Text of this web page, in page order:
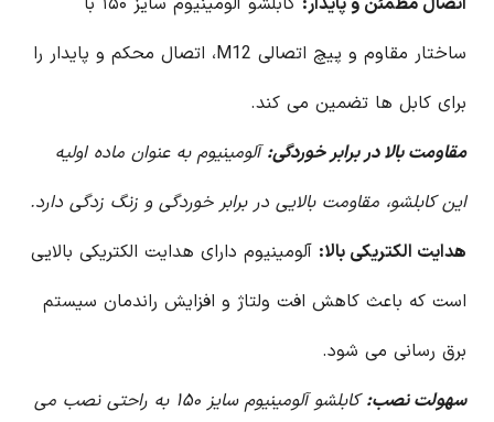
ساختار مقاوم و پیچ اتصالی M12، اتصال محکم و پایدار را
برای کابل ها تضمین می کند.
مقاومت بالا در برابر خوردگی:آلومینیوم به عنوان ماده اولیه
این کابلشو، مقاومت بالایی در برابر خوردگی و زنگ زدگی دارد.
هدایت الکتریکی بالا: آلومینیوم دارای هدایت الکتریکی بالایی
است که باعث کاهش افت ولتاژ و افزایش راندمان سیستم
برق رسانی می شود.
سهولت نصب:
کابلشو آلومینیوم سایز ۱۵۰ به راحتی نصب می